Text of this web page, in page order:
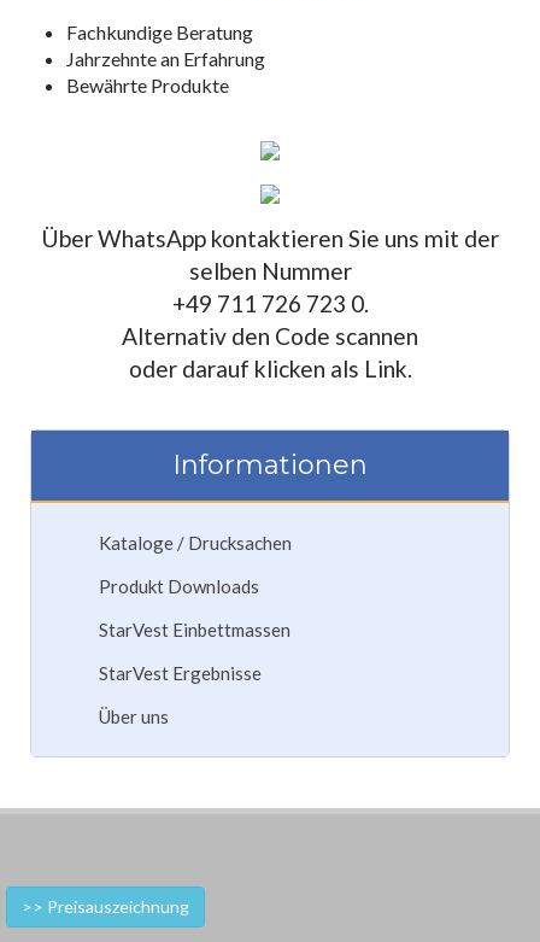
Fachkundige Beratung
Jahrzehnte an Erfahrung
Bewährte Produkte
Über WhatsApp kontaktieren Sie uns mit der
selben Nummer
+49 711 726 723 0.
Alternativ den Code scannen
oder darauf klicken als Link.
Informationen
Kataloge / Drucksachen
Produkt Downloads
StarVest Einbettmassen
StarVest Ergebnisse
Über uns
>> Preisauszeichnung